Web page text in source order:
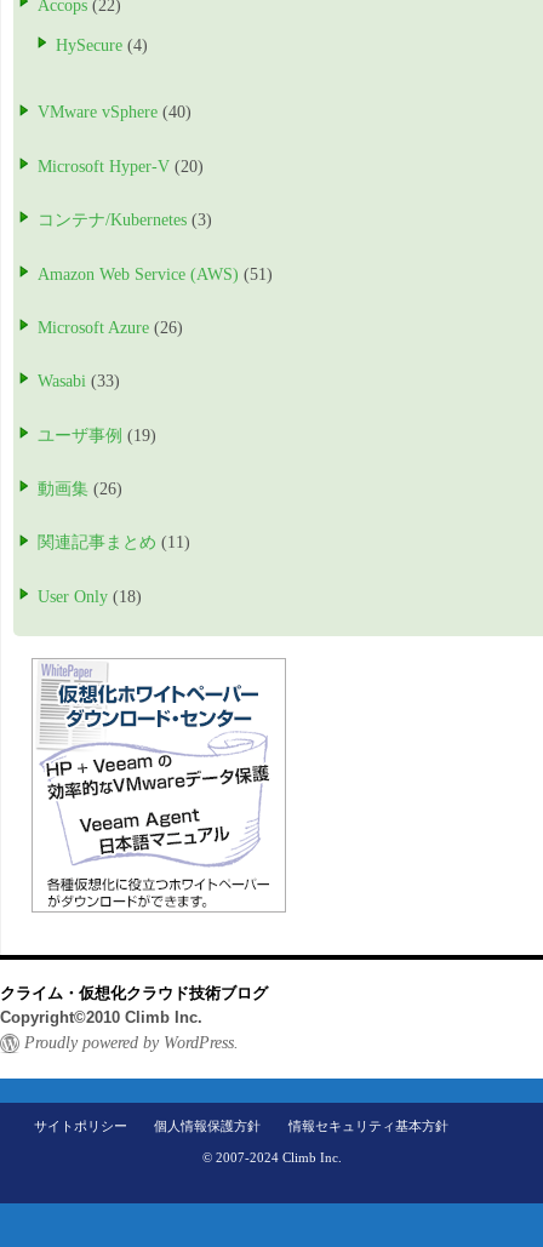
Accops (22)
HySecure (4)
VMware vSphere (40)
Microsoft Hyper-V (20)
コンテナ/Kubernetes (3)
Amazon Web Service (AWS) (51)
Microsoft Azure (26)
Wasabi (33)
ユーザ事例 (19)
動画集 (26)
関連記事まとめ (11)
User Only (18)
クライム・仮想化クラウド技術ブログ
Copyright©2010 Climb Inc.
Proudly powered by WordPress.
サイトポリシー 個人情報保護方針 情報セキュリティ基本方針
© 2007-2024 Climb Inc.